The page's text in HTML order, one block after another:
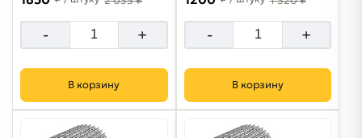
- +
В корзину
- +
В корзину